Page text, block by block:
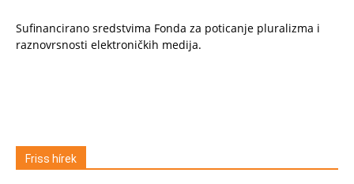
Sufinancirano sredstvima Fonda za poticanje pluralizma i
raznovrsnosti elektroničkih medija.
Friss hírek